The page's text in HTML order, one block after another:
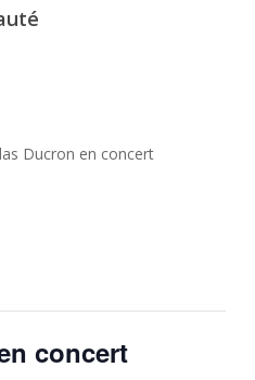
Ducron en concert
concert